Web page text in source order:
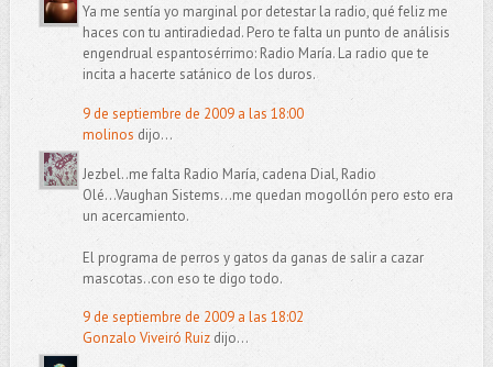
Ya me sentía yo marginal por detestar la radio, qué feliz me
haces con tu antiradiedad. Pero te falta un punto de análisis
engendrual espantosérrimo: Radio María. La radio que te
incita a hacerte satánico de los duros.
9 de septiembre de 2009 a las 18:00
molinos dijo...
Jezbel..me falta Radio María, cadena Dial, Radio
Olé...Vaughan Sistems...me quedan mogollón pero esto era
un acercamiento.
El programa de perros y gatos da ganas de salir a cazar
mascotas..con eso te digo todo.
9 de septiembre de 2009 a las 18:02
Gonzalo Viveiró Ruizdijo...